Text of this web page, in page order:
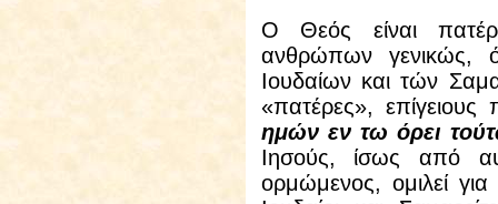
Ο Θεός είναι
ανθρώπων γενικώς,
Ιουδαίων και τών
«πατέρες»,
ημών εν τω όρει
Ιησούς, ίσως από
ορμώμενος, ομιλεί